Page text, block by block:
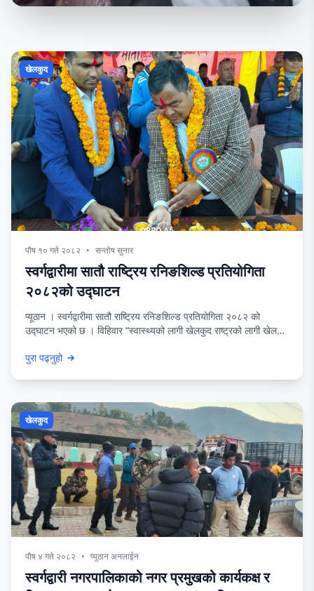
खेलकुद
पौष १० गते २०८२ • सन्तोष सुनार
स्वर्गद्वारीमा सातौ राष्ट्रिय रनिङशिल्ड प्रतियोगिता
२०८२को उद्घाटन
प्यूठान । स्वर्गद्वारीमा सातौ राष्ट्रिय रनिङशिल्ड प्रतियोगिता २०८२ को
उद्घाटन भएको छ । विहिवार “स्वास्थ्यको लागी खेलकुद राष्ट्रको लागी खेलकुद
स्तरीय सातौँ राष्ट्रिय रनिङशिल्ड प्रतियोगिता २०८२ को नगर खेलमैदान
पुरा पढ्नुहो
खेलकुद
पौष ४ गते २०८२ • प्युठान अनलाईन
स्वर्गद्वारी नगरपालिकाको नगर प्रमुखको कार्यकक्ष र